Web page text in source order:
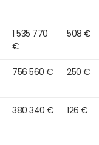
1 535 770
€
508 €
756 560 € 250 €
380 340 € 126 €